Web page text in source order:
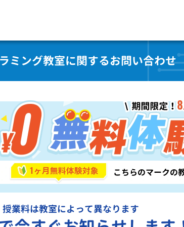
ミング教室に関するお問い合わせ
授業料は教室によって異なります